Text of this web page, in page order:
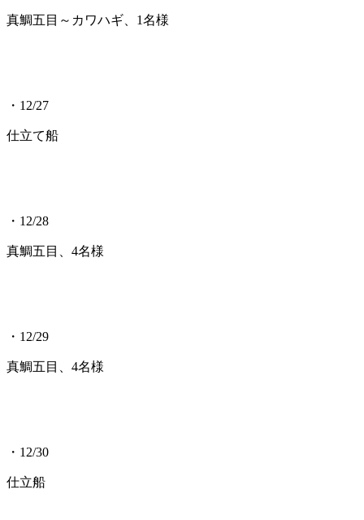
真鯛五目～カワハギ、1名様
・12/27
仕立て船
・12/28
真鯛五目、4名様
・12/29
真鯛五目、4名様
・12/30
仕立船